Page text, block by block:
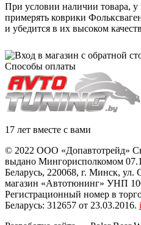
При условии наличии товара, у
примерять коврики
и убедится в их высоком
Способы оплаты
17 лет вместе с вами
© 2022 ООО «Допавтотрейд»
выдано Мингорисполкомом
Беларусь, 220068, г. Минск, ул.
магазин «Автотюнинг» УНП
Регистрационный номер в
Беларусь: 312657 от 23.03.2016.